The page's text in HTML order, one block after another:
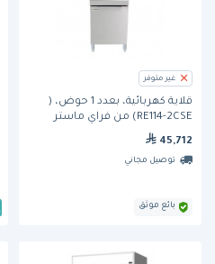
غير متوفر
قلاية كهربائية، بعدد 1 حوض، (
RE114-2CSE) من فراي ماستر
45,712
توصيل مجاني
بائع موثق